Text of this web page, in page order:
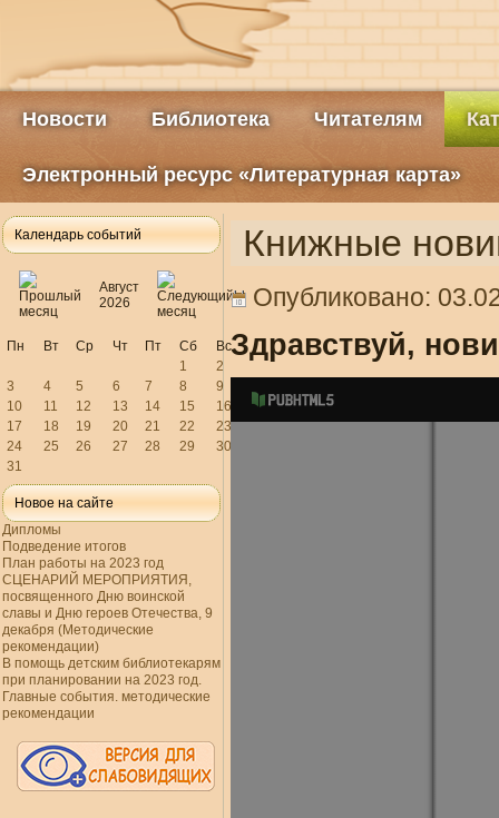
Новости Библиотека Читателям
Электронный ресурс «Литературная карта»
Календарь событий
Август
2026
Пн Вт Ср Чт Пт Сб
Вс
1
2
3
4 5 6 7 8
9
10
11 12 13 14 15
16
17
18 19 20 21 22
23
24
25 26 27 28 29
30
31
Новое на сайте
Дипломы
Подведение итогов
План работы на 2023 год
СЦЕНАРИЙ МЕРОПРИЯТИЯ,
посвященного Дню воинской
славы и Дню героев Отечества, 9
декабря (Методические
рекомендации)
В помощь детским библиотекарям
при планировании на 2023 год.
Главные события. методические
рекомендации
Книжные
Опубликовано:
Здравствуй,